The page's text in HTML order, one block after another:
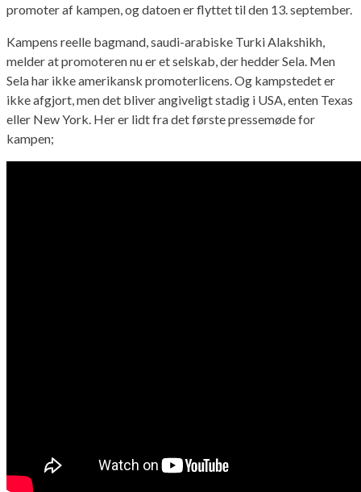
promoter af kampen, og datoen er flyttet til den 13. september.
Kampens reelle bagmand, saudi-arabiske Turki Alakshikh,
melder at promoteren nu er et selskab, der hedder Sela. Men
Sela har ikke amerikansk promoterlicens. Og kampstedet er
ikke afgjort, men det bliver angiveligt stadig i USA, enten Texas
eller New York. Her er lidt fra det første pressemøde for
kampen;